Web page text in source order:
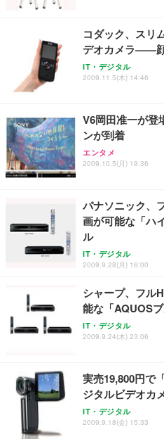
コダック、スリ
デオカメラ——
IT・デジタル
2009.11.5(木) 14:46
V6岡田准一が登
ンが到着
エンタメ
2009.10.5(月) 19:36
パナソニック、
画が可能な「ハ
ル
IT・デジタル
2009.9.28(月) 16:00
シャープ、フル
能な「AQUOS
IT・デジタル
2009.9.24(木) 23:06
実売19,800円で
ジタルビデオカ
IT・デジタル
2009.9.18(金) 15:33